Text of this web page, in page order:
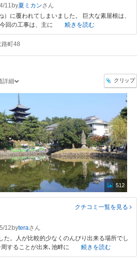
11 by夏ミカン
に覆われてしまいました。 巨大な素屋根は、
回の工事は、主に
続きを読む
路町48
詳細 クリップ
512
クチコミ一覧を見る
12 bytera
た。人が比較的少なくのんびり出来る場所でし
することが出来､池畔に
続きを読む